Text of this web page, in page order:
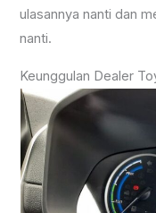
ulasannya nanti dan
nanti.
Keunggulan Dealer